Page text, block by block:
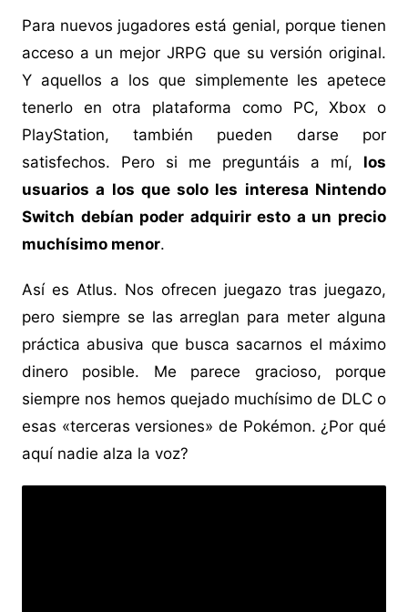
Para nuevos jugadores está genial, porque tienen
acceso a un mejor JRPG que su versión original.
Y aquellos a los que simplemente les apetece
tenerlo en otra plataforma como PC, Xbox o
PlayStation, también pueden darse por
satisfechos. Pero si me preguntáis a mí, los
usuarios a los que solo les interesa Nintendo
Switch debían poder adquirir esto a un precio
muchísimo menor.
Así es Atlus. Nos ofrecen juegazo tras juegazo,
pero siempre se las arreglan para meter alguna
práctica abusiva que busca sacarnos el máximo
dinero posible. Me parece gracioso, porque
siempre nos hemos quejado muchísimo de DLC o
esas «terceras versiones» de Pokémon. ¿Por qué
aquí nadie alza la voz?